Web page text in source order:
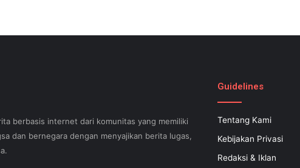
berbasis internet dari komunitas yang memiliki
dan bernegara dengan menyajikan berita lugas,
Guidelines
Tentang Kami
Kebijakan Privasi
Redaksi & Iklan